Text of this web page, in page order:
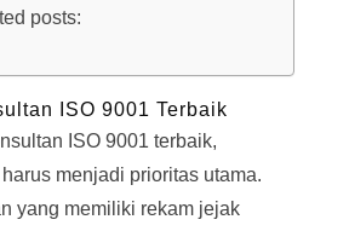
posts:
ISO 9001 Terbaik
ISO 9001 terbaik,
menjadi prioritas utama.
yang memiliki rekam jejak